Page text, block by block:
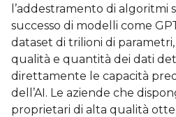
l’addestramento di algoritmi
successo di modelli come
dataset di trilioni di
qualità e quantità dei dati
direttamente le capacità
dell’AI. Le aziende che
proprietari di alta qualità